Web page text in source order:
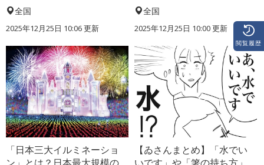
全国
2025年12月25日 10:06 更新
全国
2025年12月25日 10:00 更新
「日本三大イルミネーショ
【ゐさんまとめ】「水でい
閲覧履歴